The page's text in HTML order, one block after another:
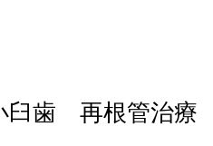
臼歯 再根管治療